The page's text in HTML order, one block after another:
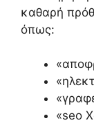
καθαρή
όπως:
«seo